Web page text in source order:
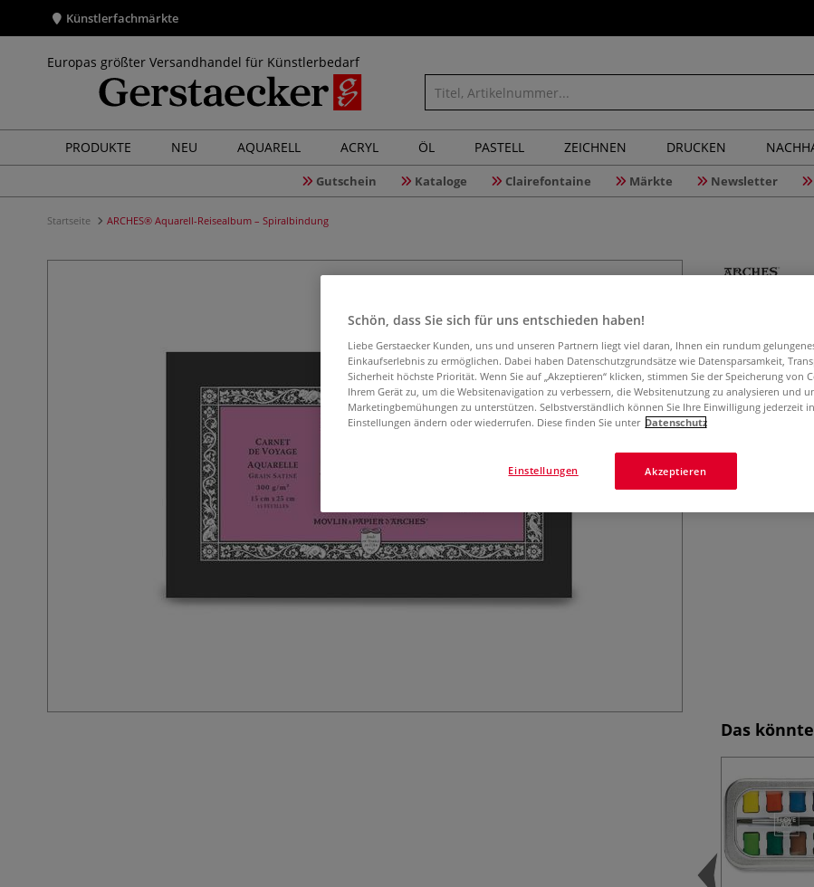
Künstlerfachmärkte
Europas größter Versandhandel für Künstlerbedarf
PRODUKTE NEU AQUARELL ACRYL ÖL PASTELL ZEICHNEN DRUCKEN
Gutschein Kataloge Clairefontaine Märkte Newsletter
Startseite ARCHES® Aquarell-Reisealbum – Spiralbindung
Aquarell-
Media.
Das
Schön, dass Sie sich für uns entschieden haben!
Liebe Gerstaecker Kunden, uns und unseren Partnern liegt viel daran, Ihnen ein rundum
Einkaufserlebnis zu ermöglichen. Dabei haben Datenschutzgrundsätze wie Datensparsamkeit,
Sicherheit höchste Priorität. Wenn Sie auf „Akzeptieren“ klicken, stimmen Sie der Speicherung von
Ihrem Gerät zu, um die Websitenavigation zu verbessern, die Websitenutzung zu analysieren und
Marketingbemühungen zu unterstützen. Selbstverständlich können Sie Ihre Einwilligung jederzeit
Einstellungen ändern oder wiederrufen. Diese finden Sie unter Datenschutz
Akzeptieren
Einstellungen